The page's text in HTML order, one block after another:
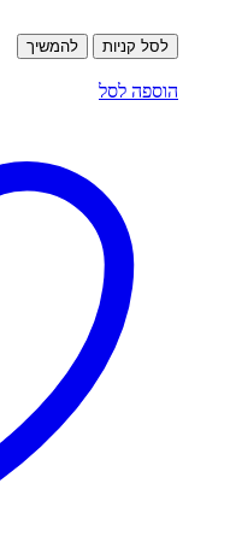
לסל קניות להמשיך
הוספה לסל